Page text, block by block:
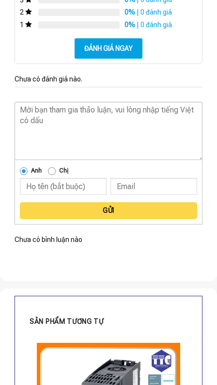
2
0% | 0 đánh giá
1
0% | 0 đánh giá
ĐÁNH GIÁ NGAY
Chưa có đánh giá nào.
Anh Chị
GỬI
Chưa có bình luận nào
SẢN PHẨM TƯƠNG TỰ